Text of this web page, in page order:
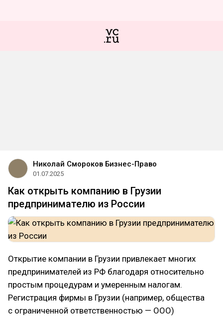
Николай Смороков Бизнес-Право
01.07.2025
Как открыть компанию в Грузии
предпринимателю из России
Открытие компании в Грузии привлекает многих
предпринимателей из РФ благодаря относительно
простым процедурам и умеренным налогам.
Регистрация фирмы в Грузии (например, общества
с ограниченной ответственностью — ООО)